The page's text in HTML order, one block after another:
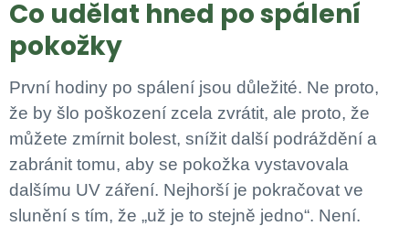
Co udělat hned po spálení
pokožky
První hodiny po spálení jsou důležité. Ne proto,
že by šlo poškození zcela zvrátit, ale proto, že
můžete zmírnit bolest, snížit další podráždění a
zabránit tomu, aby se pokožka vystavovala
dalšímu UV záření. Nejhorší je pokračovat ve
slunění s tím, že „už je to stejně jedno“. Není.